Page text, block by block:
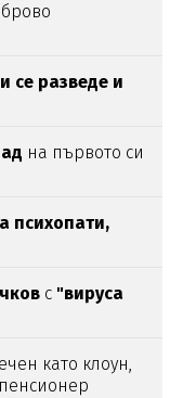
се разведе и
на първото си
психопати,
с "вируса
като клоун,
пенсионер